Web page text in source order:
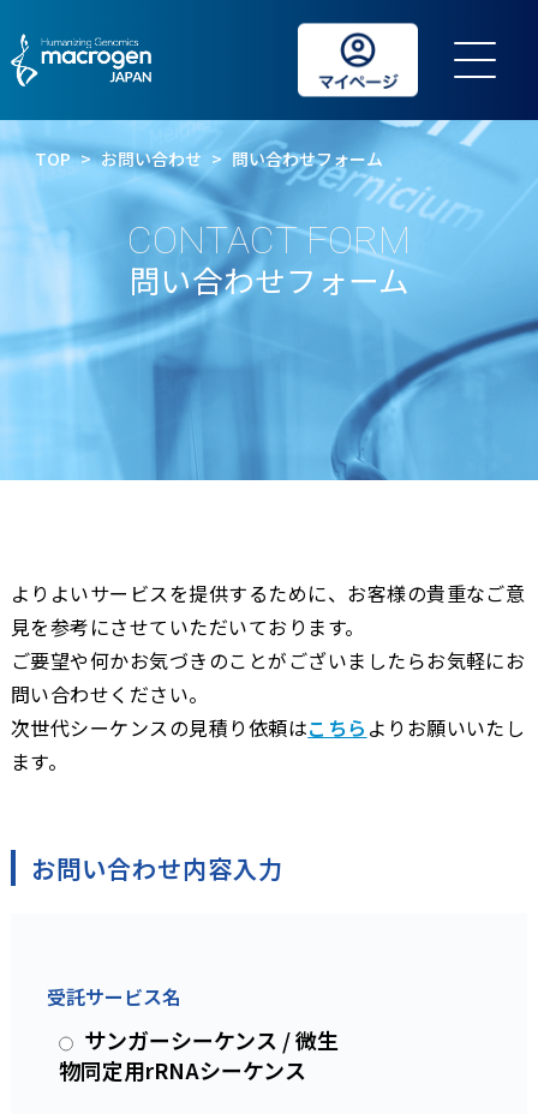
TOP > お問い合わせ > 問い合わせフォーム
CONTACT FORM
問い合わせフォーム
よりよいサービスを提供するために、お客様の貴重なご意
見を参考にさせていただいております。
ご要望や何かお気づきのことがございましたらお気軽にお
問い合わせください。
次世代シーケンスの見積り依頼はこちら よりお願いいたし
ます。
お問い合わせ内容入力
受託サービス名
サンガーシーケンス / 微生
物同定用rRNAシーケンス